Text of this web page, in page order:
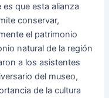
que esta alianza
conservar,
el patrimonio
natural de la región
a los asistentes
del museo,
de la cultura